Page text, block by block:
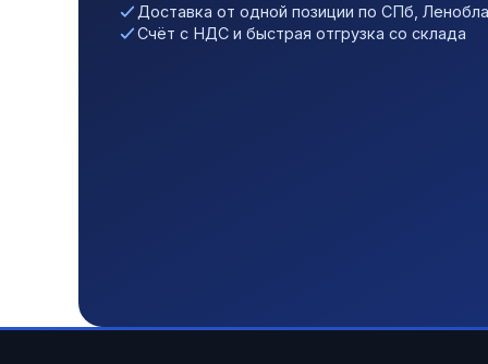
Доставка от одной позиции по СПб,
Счёт с НДС и быстрая отгрузка со склада